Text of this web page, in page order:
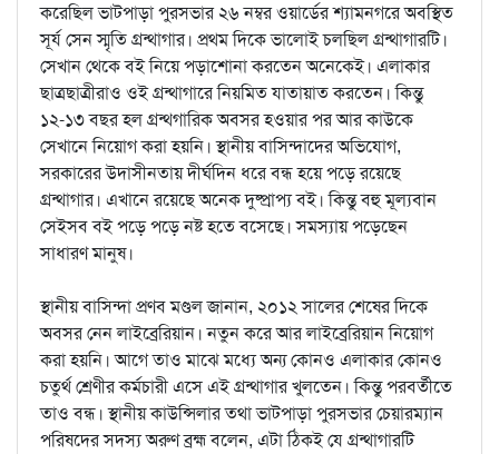
করেছিল ভাটপাড়া পুরসভার ২৬ নম্বর ওয়ার্ডের শ্যামনগরে অবস্থিত
সূর্য সেন স্মৃতি গ্রন্থাগার। প্রথম দিকে ভালোই চলছিল গ্রন্থাগারটি।
সেখান থেকে বই নিয়ে পড়াশোনা করতেন অনেকেই। এলাকার
ছাত্রছাত্রীরাও ওই গ্রন্থাগারে নিয়মিত যাতায়াত করতেন। কিন্তু
১২-১৩ বছর হল গ্রন্থগারিক অবসর হওয়ার পর আর কাউকে
সেখানে নিয়োগ করা হয়নি। স্থানীয় বাসিন্দাদের অভিযোগ,
সরকারের উদাসীনতায় দীর্ঘদিন ধরে বন্ধ হয়ে পড়ে রয়েছে
গ্রন্থাগার। এখানে রয়েছে অনেক দুষ্প্রাপ্য বই। কিন্তু বহু মূল্যবান
সেইসব বই পড়ে পড়ে নষ্ট হতে বসেছে। সমস্যায় পড়েছেন
সাধারণ মানুষ।
স্থানীয় বাসিন্দা প্রণব মণ্ডল জানান, ২০১২ সালের শেষের দিকে
অবসর নেন লাইব্রেরিয়ান। নতুন করে আর লাইব্রেরিয়ান নিয়োগ
করা হয়নি। আগে তাও মাঝে মধ্যে অন্য কোনও এলাকার কোনও
চতুর্থ শ্রেণীর কর্মচারী এসে এই গ্রন্থাগার খুলতেন। কিন্তু পরবর্তীতে
তাও বন্ধ। স্থানীয় কাউন্সিলার তথা ভাটপাড়া পুরসভার চেয়ারম্যান
পরিষদের সদস্য অরুণ ব্রহ্ম বলেন, এটা ঠিকই যে গ্রন্থাগারটি